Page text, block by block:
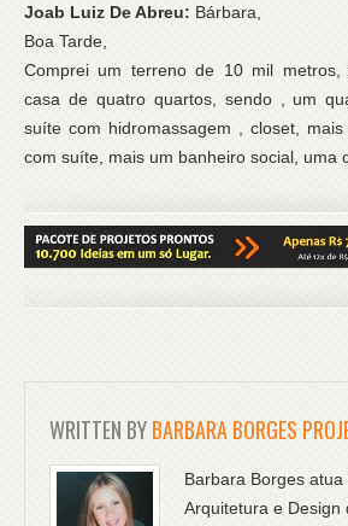
Joab Luiz De Abreu: Bárbara,
Boa Tarde,
Comprei um terreno de 10 mil metros,
casa de quatro quartos, sendo , um
suíte com hidromassagem , closet,
com suíte, mais um banheiro social, uma
WRITTEN BYBARBARA BORGES
Barbara Borges
Arquitetura e Design